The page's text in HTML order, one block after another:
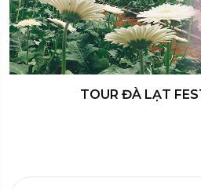
TOUR ĐÀ LẠT